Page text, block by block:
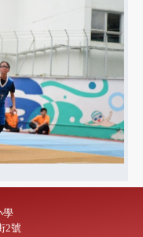
學
2號